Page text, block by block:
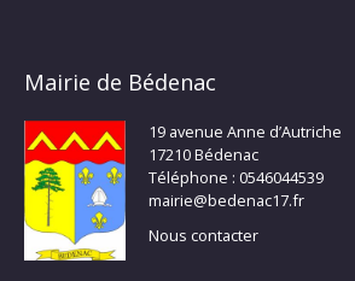
Mairie de Bédenac
19 avenue Anne d’Autriche
17210 Bédenac
Téléphone : 0546044539
mairie@bedenac17.fr
Nous contacter